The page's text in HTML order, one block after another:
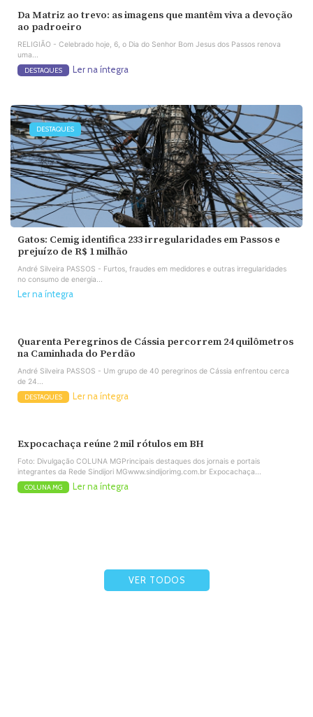
Da Matriz ao trevo: as imagens que mantêm viva a devoção
ao padroeiro
RELIGIÃO - Celebrado hoje, 6, o Dia do Senhor Bom Jesus dos Passos renova
uma...
DESTAQUES Ler na íntegra
DESTAQUES
Gatos: Cemig identifica 233 irregularidades em Passos e
prejuízo de R$ 1 milhão
André Silveira PASSOS - Furtos, fraudes em medidores e outras irregularidades
no consumo de energia...
Ler na íntegra
Quarenta Peregrinos de Cássia percorrem 24 quilômetros
na Caminhada do Perdão
André Silveira PASSOS - Um grupo de 40 peregrinos de Cássia enfrentou cerca
de 24...
DESTAQUES Ler na íntegra
Expocachaça reúne 2 mil rótulos em BH
Foto: Divulgação COLUNA MGPrincipais destaques dos jornais e portais
integrantes da Rede Sindijori MGwww.sindijorimg.com.br Expocachaça...
COLUNA MG Ler na íntegra
VER TODOS